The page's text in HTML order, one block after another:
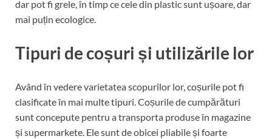
dar pot fi grele, în timp ce cele din plastic sunt ușoare, dar
mai puțin ecologice.
Tipuri de coșuri și utilizările lor
Având în vedere varietatea scopurilor lor, coșurile pot fi
clasificate în mai multe tipuri. Coșurile de cumpărături
sunt concepute pentru a transporta produse în magazine
și supermarkete. Ele sunt de obicei pliabile și foarte